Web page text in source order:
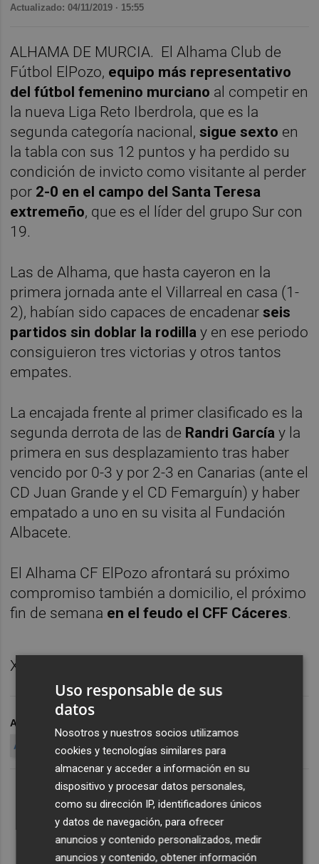
Actualizado: 04/11/2019 · 15:55
ALHAMA DE MURCIA. El Alhama Club de
Fútbol ElPozo, equipo más representativo
del fútbol femenino murciano al competir en
la nueva Liga Reto Iberdrola, que es la
segunda categoría nacional,sigue sexto en
la tabla con sus 12 puntos y ha perdido su
condición de invicto como visitante al perder
por 2-0 en el campo del Santa Teresa
extremeño, que es el líder del grupo Sur con
19.
Las de Alhama, que hasta cayeron en la
primera jornada ante el Villarreal en casa (1-
2), habían sido capaces de encadenarseis
partidos sin doblar la rodilla y en ese periodo
consiguieron tres victorias y otros tantos
empates.
La encajada frente al primer clasificado es la
segunda derrota de las de Randri García y la
primera en sus desplazamiento tras haber
vencido por 0-3 y por 2-3 en Canarias (ante el
CD Juan Grande y el CD Femarguín) y haber
empatado a uno en su visita al Fundación
Albacete.
El Alhama CF ElPozo afrontará su próximo
compromiso también a domicilio, el próximo
fin de semana en el feudo el CFF Cáceres.
XXX
ARCHIVADO EN
ALHAMA CF ELPOZO
Uso responsable de sus
datos
Nosotros y nuestros socios utilizamos
cookies y tecnologías similares para
almacenar y acceder a información en su
dispositivo y procesar datos personales,
como su dirección IP, identificadores únicos
y datos de navegación, para ofrecer
anuncios y contenido personalizados, medir
anuncios y contenido, obtener información